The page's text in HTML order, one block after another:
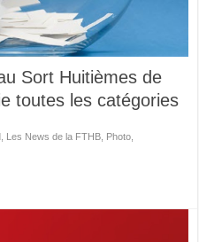
Sort Huitièmes de
toutes les catégories
, Les News de la FTHB, Photo,